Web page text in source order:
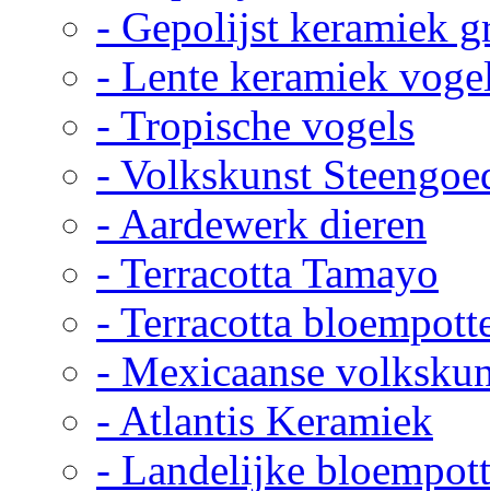
- Gepolijst keramiek
- Lente keramiek
- Tropische vogels
- Volkskunst
- Aardewerk dieren
- Terracotta Tamayo
- Terracotta
- Mexicaanse
- Atlantis Keramiek
- Landelijke